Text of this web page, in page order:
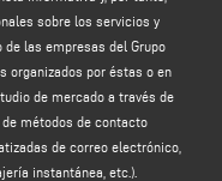
por usted al
de la sección "
CONTACTOS"
el "Sitio").
de tratar sus datos
enviada a través de
sobre los productos o
sobre los servicios y
las empresas del Grupo
organizados por éstas o en
de mercado a través de
métodos de contacto
de correo electrónico,
instantánea, etc.).